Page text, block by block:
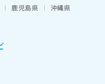
鹿児島県 沖縄県